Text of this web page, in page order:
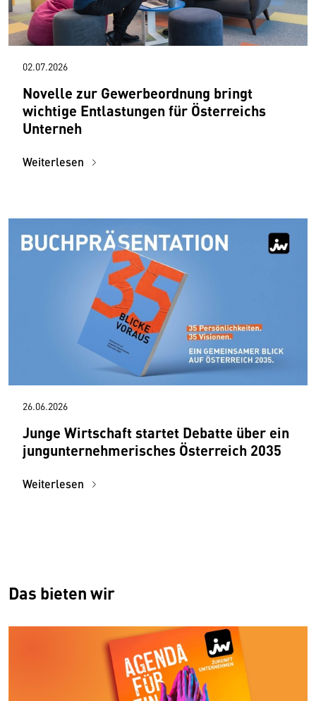
02.07.2026
Novelle zur Gewerbeordnung bringt
wichtige Entlastungen für Österreichs
Unterneh
Weiterlesen
26.06.2026
Junge Wirtschaft startet Debatte über ein
jungunternehmerisches Österreich 2035
Weiterlesen
Das bieten wir